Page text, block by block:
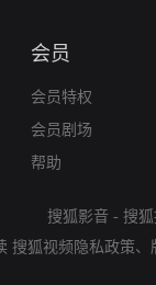
会员
会员特权
会员剧场
帮助
搜狐影音 - 搜
搜狐视频隐私政策、